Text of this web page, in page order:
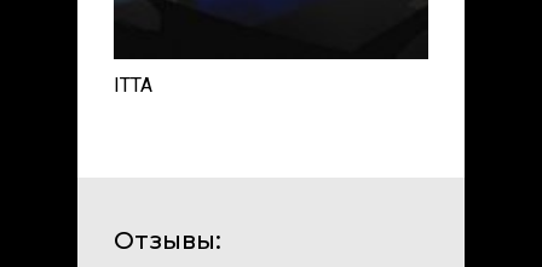
ITTA
Отзывы: